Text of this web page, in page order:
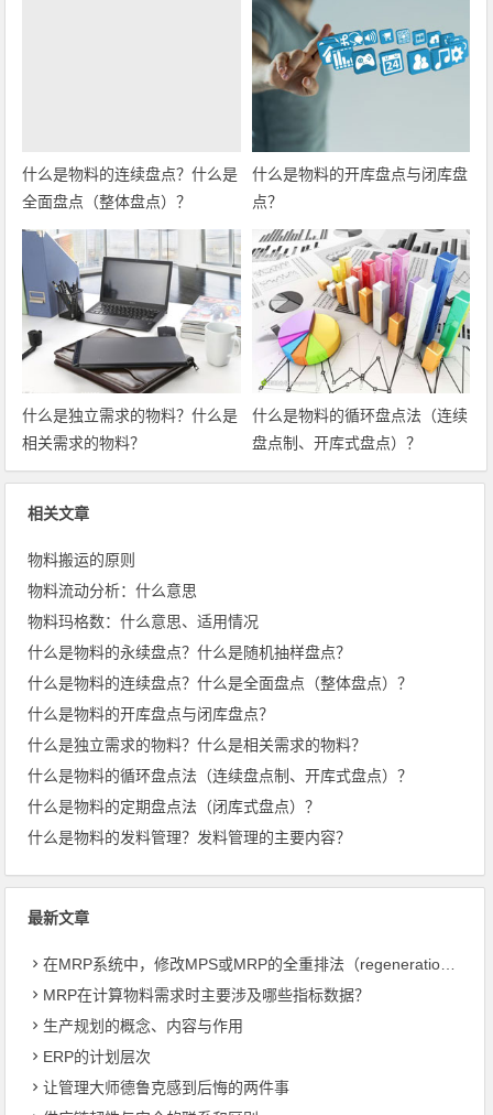
什么是物料的连续盘点？什么是
全面盘点（整体盘点）？
什么是物料的开库盘点与闭库盘
点？
什么是独立需求的物料？什么是
相关需求的物料？
什么是物料的循环盘点法（连续
盘点制、开库式盘点）？
相关文章
物料搬运的原则
物料流动分析：什么意思
物料玛格数：什么意思、适用情况
什么是物料的永续盘点？什么是随机抽样盘点？
什么是物料的连续盘点？什么是全面盘点（整体盘点）？
什么是物料的开库盘点与闭库盘点？
什么是独立需求的物料？什么是相关需求的物料？
什么是物料的循环盘点法（连续盘点制、开库式盘点）？
什么是物料的定期盘点法（闭库式盘点）？
什么是物料的发料管理？发料管理的主要内容？
最新文章
在MRP系统中，修改MPS或MRP的全重排法（regeneration）和净改变法？
MRP在计算物料需求时主要涉及哪些指标数据？
生产规划的概念、内容与作用
ERP的计划层次
让管理大师德鲁克感到后悔的两件事